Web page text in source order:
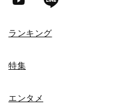
ランキング
特集
エンタメ